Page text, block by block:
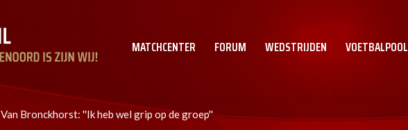
MATCHCENTER FORUM WEDSTRIJDEN VOETBALPOOL
Van Bronckhorst: ''Ik heb wel grip op de groep''